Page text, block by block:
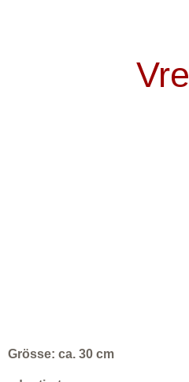
Grösse: ca. 30 cm